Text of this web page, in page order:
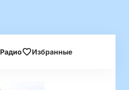
Радио Избранные